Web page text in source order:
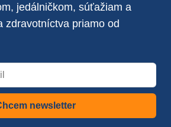
jedálničkom, súťažiam a
zdravotníctva priamo od
newsletter